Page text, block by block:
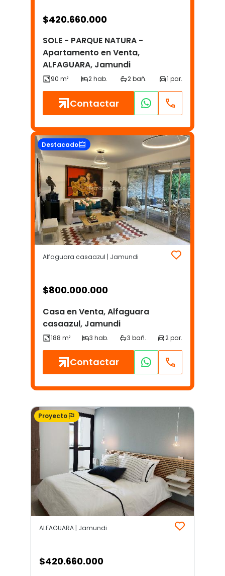
$420.660.000
SOLE - PARQUE NATURA -
Apartamento en Venta,
ALFAGUARA, Jamundi
Contactar
Destacado
Alfaguara casaazul | Jamundi
$800.000.000
Casa en Venta, Alfaguara
casaazul, Jamundi
Contactar
Proyecto
ALFAGUARA | Jamundi
$420.660.000